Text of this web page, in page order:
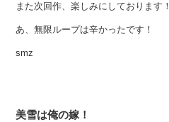
また次回作、楽しみにしております！
あ、無限ループは辛かったです！
smz
美雪は俺の嫁！